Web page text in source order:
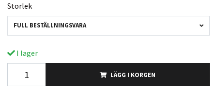
Storlek
FULL BESTÄLLNINGSVARA
I lager
LÄGG I KORGEN